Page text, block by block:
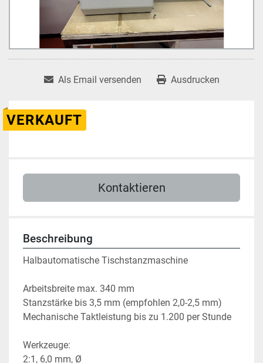
Als Email versenden Ausdrucken
VERKAUFT
Kontaktieren
Beschreibung
Halbautomatische Tischstanzmaschine
Arbeitsbreite max. 340 mm
Stanzstärke bis 3,5 mm (empfohlen 2,0-2,5 mm)
Mechanische Taktleistung bis zu 1.200 per Stunde
Werkzeuge:
2:1, 6,0 mm, Ø